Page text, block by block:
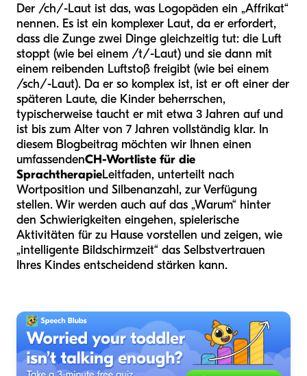
Der /ch/-Laut ist das, was Logopäden ein „Affrikat“
nennen. Es ist ein komplexer Laut, da er erfordert,
dass die Zunge zwei Dinge gleichzeitig tut: die Luft
stoppt (wie bei einem /t/-Laut) und sie dann mit
einem reibenden Luftstoß freigibt (wie bei einem
/sch/-Laut). Da er so komplex ist, ist er oft einer der
späteren Laute, die Kinder beherrschen,
typischerweise taucht er mit etwa 3 Jahren auf und
ist bis zum Alter von 7 Jahren vollständig klar. In
diesem Blogbeitrag möchten wir Ihnen einen
umfassendenCH-Wortliste für die
SprachtherapieLeitfaden, unterteilt nach
Wortposition und Silbenanzahl, zur Verfügung
stellen. Wir werden auch auf das „Warum“ hinter
den Schwierigkeiten eingehen, spielerische
Aktivitäten für zu Hause vorstellen und zeigen, wie
„intelligente Bildschirmzeit“ das Selbstvertrauen
Ihres Kindes entscheidend stärken kann.